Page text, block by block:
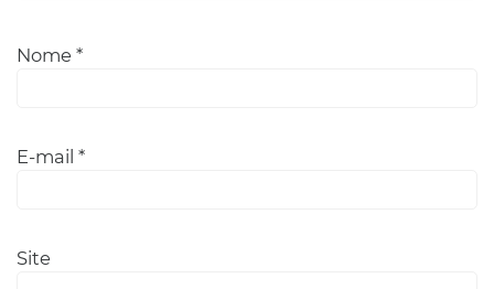
Nome *
E-mail *
Site